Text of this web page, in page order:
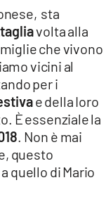
sta
volta alla
che vivono
vicini al
per i
e della Ioro
È essenziale la
. Non è mai
questo
quello di Mario